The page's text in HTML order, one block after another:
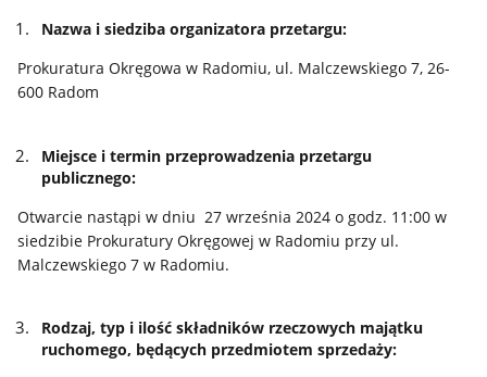
Nazwa i siedziba organizatora przetargu:
Prokuratura Okręgowa w Radomiu, ul. Malczewskiego 7, 26-
600 Radom
Miejsce i termin przeprowadzenia przetargu
publicznego:
Otwarcie nastąpi w dniu 27 września 2024 o godz. 11:00 w
siedzibie Prokuratury Okręgowej w Radomiu przy ul.
Malczewskiego 7 w Radomiu.
Rodzaj, typ i ilość składników rzeczowych majątku
ruchomego, będących przedmiotem sprzedaży: